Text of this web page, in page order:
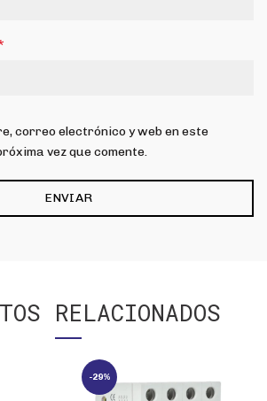
correo electrónico y web en este
vez que comente.
RELACIONADOS
-29%